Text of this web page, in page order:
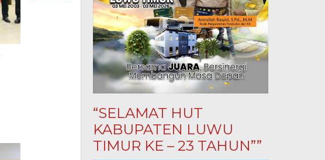
“SELAMAT HUT
KABUPATEN LUWU
TIMUR KE – 23 TAHUN””